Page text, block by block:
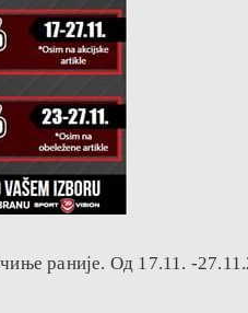
раније. Од 17.11. -